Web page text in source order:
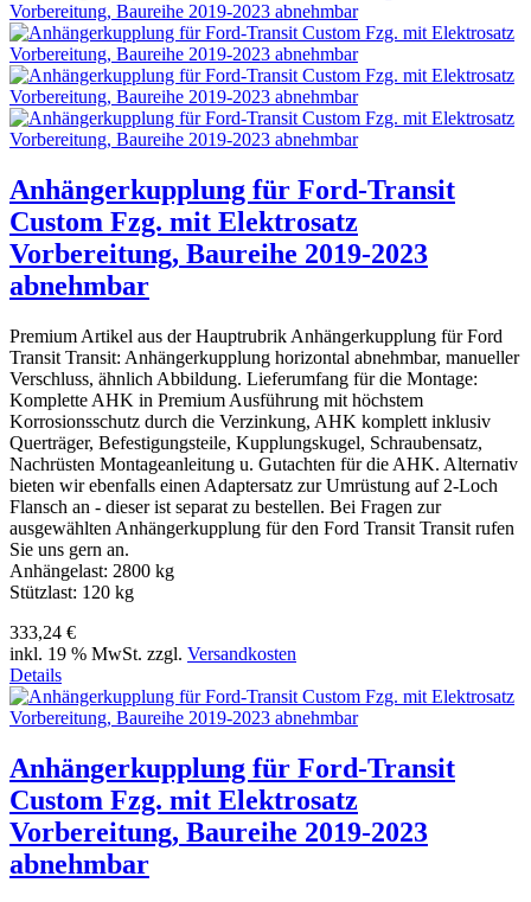
Anhängerkupplung für Ford-Transit
Custom Fzg. mit Elektrosatz
Vorbereitung, Baureihe 2019-2023
abnehmbar
Premium Artikel aus der Hauptrubrik Anhängerkupplung für Ford
Transit Transit: Anhängerkupplung horizontal abnehmbar, manueller
Verschluss, ähnlich Abbildung. Lieferumfang für die Montage:
Komplette AHK in Premium Ausführung mit höchstem
Korrosionsschutz durch die Verzinkung, AHK komplett inklusiv
Querträger, Befestigungsteile, Kupplungskugel, Schraubensatz,
Nachrüsten Montageanleitung u. Gutachten für die AHK. Alternativ
bieten wir ebenfalls einen Adaptersatz zur Umrüstung auf 2-Loch
Flansch an - dieser ist separat zu bestellen. Bei Fragen zur
ausgewählten Anhängerkupplung für den Ford Transit Transit rufen
Sie uns gern an.
Anhängelast: 2800 kg
Stützlast: 120 kg
333,24 €
inkl. 19 % MwSt. zzgl. Versandkosten
Details
Anhängerkupplung für Ford-Transit
Custom Fzg. mit Elektrosatz
Vorbereitung, Baureihe 2019-2023
abnehmbar